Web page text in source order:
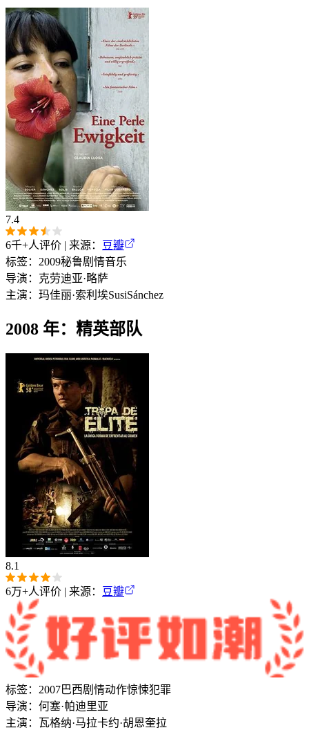
7.4
6千+人评价 | 来源：
豆瓣
标签： 2009秘鲁剧情音乐
导演： 克劳迪亚·略萨
主演： 玛佳丽·索利埃SusiSánchez
2008 年：精英部队
8.1
6万+人评价 | 来源： 豆瓣
标签： 2007巴西剧情动作惊悚犯罪
导演： 何塞·帕迪里亚
主演： 瓦格纳·马拉卡约·胡恩奎拉